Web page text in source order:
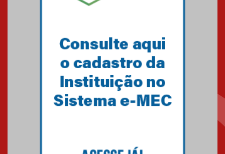
Primeiro culto do ano ressalta o
27.02.2026